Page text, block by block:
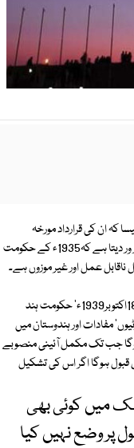
کہ ان کی قرارداد مورخہ
27اگست'17و18ستمبر اور 22اکتوبر1939ء اور 3فروری1940ء سے ظاہر ہے۔ آئینی قضیے میں اس امر کے اعادے پر ز ور دیتا ہے کہ1935ء کے حکومت
عمل اور غیر موزوں ہے۔
-2 یہ (سیشن) مزید براں پرزور طریقے سے باورکرانا چاہتا ہے کہ تاجِ برطانیہ کی جانب سے وائسرائے کا اعلامیہ مورخہ 18اکتوبر1939ء' حکومت ہند
مفادات اور ہندوستان میں
جب تک مکمل آئینی منصوبے
قبول ہوگا اگر اس کی تشکیل
میں کوئی بھی
پر وضع نہیں کیا